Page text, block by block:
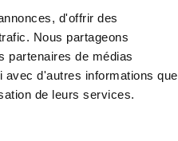
d'offrir des
Nous partageons
partenaires de médias
d'autres informations que
de leurs services.
VPC - expédition